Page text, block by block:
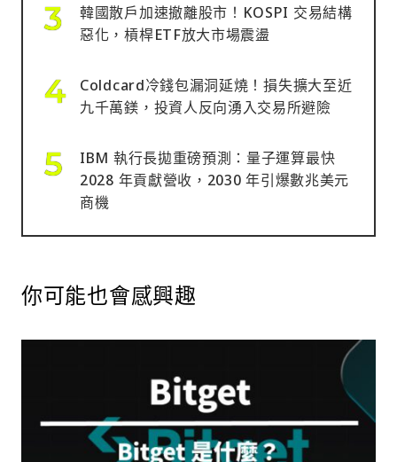
韓國散戶加速撤離股市！KOSPI 交易結構
惡化，槓桿ETF放大市場震盪
Coldcard冷錢包漏洞延燒！損失擴大至近
九千萬鎂，投資人反向湧入交易所避險
IBM 執行長拋重磅預測：量子運算最快
2028 年貢獻營收，2030 年引爆數兆美元
商機
你可能也會感興趣